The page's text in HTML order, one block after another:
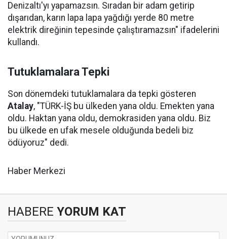
Denizaltı'yı yapamazsın. Sıradan bir adam getirip
dışarıdan, karın lapa lapa yağdığı yerde 80 metre
elektrik direğinin tepesinde çalıştıramazsın" ifadelerini
kullandı.
Tutuklamalara Tepki
Son dönemdeki tutuklamalara da tepki gösteren
Atalay, "TÜRK-İŞ bu ülkeden yana oldu. Emekten yana
oldu. Haktan yana oldu, demokrasiden yana oldu. Biz
bu ülkede en ufak mesele olduğunda bedeli biz
ödüyoruz" dedi.
Haber Merkezi
HABERE YORUM KAT